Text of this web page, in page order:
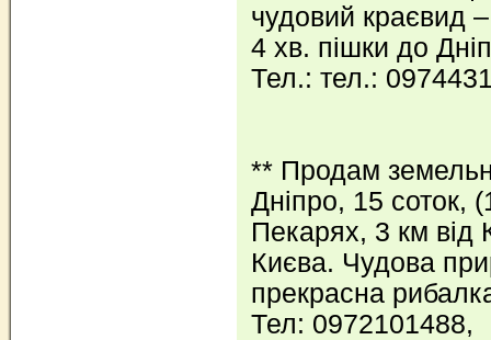
чудовий краєвид
4 хв. пішки до
Тел.: тел.:
** Продам
Дніпро, 15 соток,
Пекарях, 3 км від
Києва. Чудова
прекрасна
Тел: 0972101488,